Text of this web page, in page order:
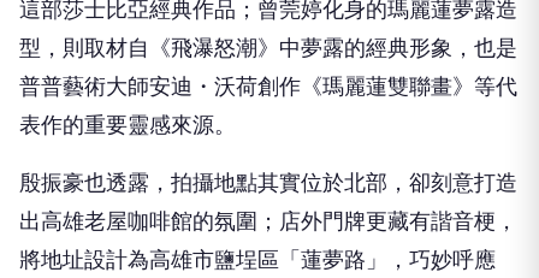
這部莎士比亞經典作品； 曾莞婷化身的瑪麗蓮夢露造
型，則取材自《飛瀑怒潮》 中夢露的經典形象，也是
普普藝術大師安迪・沃荷創作《瑪麗蓮雙聯畫》等代
表作的重要靈感來源。
殷振豪也透露，拍攝地點其實位於北部， 卻刻意打造
出高雄老屋咖啡館的氛圍；店外門牌更藏有諧音梗，
將地址設計為高雄市鹽埕區「蓮夢路」，巧妙呼應